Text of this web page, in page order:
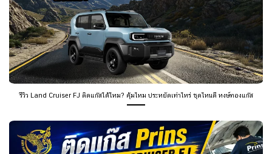
รีวิว Land Cruiser FJ ติดแก๊สได้ไหม? คุ้มไหม ประหยัดเท่าไหร่ ชุดไหนดี หงษ์ทองแก๊ส